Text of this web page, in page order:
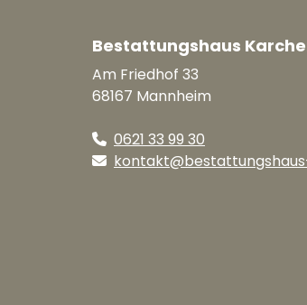
Bestattungshaus
Am Friedhof 33
68167 Mannheim
0621 33 99 30